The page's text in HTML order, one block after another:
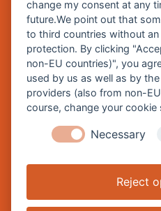
Burghausen in
So funktioniert
Inhalte von
change my consent at any
future.We point out that
to third countries without
protection. By clicking
non-EU countries)", you
used by us as well as by
providers (also from non-
course, change your cookie
Necessary
Reject